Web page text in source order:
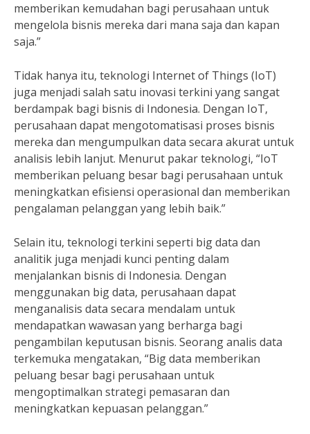
memberikan kemudahan bagi perusahaan untuk
mengelola bisnis mereka dari mana saja dan kapan
saja.”
Tidak hanya itu, teknologi Internet of Things (IoT)
juga menjadi salah satu inovasi terkini yang sangat
berdampak bagi bisnis di Indonesia. Dengan IoT,
perusahaan dapat mengotomatisasi proses bisnis
mereka dan mengumpulkan data secara akurat untuk
analisis lebih lanjut. Menurut pakar teknologi, “IoT
memberikan peluang besar bagi perusahaan untuk
meningkatkan efisiensi operasional dan memberikan
pengalaman pelanggan yang lebih baik.”
Selain itu, teknologi terkini seperti big data dan
analitik juga menjadi kunci penting dalam
menjalankan bisnis di Indonesia. Dengan
menggunakan big data, perusahaan dapat
menganalisis data secara mendalam untuk
mendapatkan wawasan yang berharga bagi
pengambilan keputusan bisnis. Seorang analis data
terkemuka mengatakan, “Big data memberikan
peluang besar bagi perusahaan untuk
mengoptimalkan strategi pemasaran dan
meningkatkan kepuasan pelanggan.”